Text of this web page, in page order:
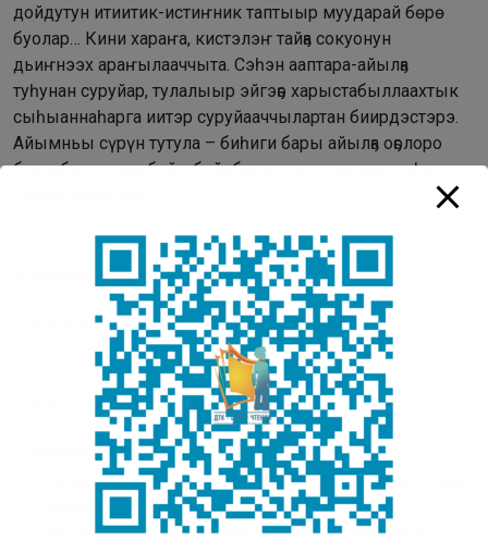
дойдутун итиитик-истиҥник таптыыр муударай бөрө
буолар… Кини хараҥа, кистэлэҥ тайҕа сокуонун
дьиҥнээх араҥылааччыта. Сэһэн ааптара-айылҕа
туһунан суруйар, тулалыыр эйгэҕэ харыстабыллаахтык
сыһыаннаһарга иитэр суруйааччылартан биирдэстэрэ.
Айымньы сүрүн тутула – биһиги бары айылҕа оҕолоро
буолабыт уонна бэйэ-бэйэбитин кытта дьүөрэлэһэн
Кинигэни аах
Насколько вам понравилась публикация?
Оценок пока нет. Поставьте оценку первым.
Рекомендуем:
Гавриил Васильевич Никифоров – Манньыаттаах
«Александр Сергеевич Пушкин: наследие и